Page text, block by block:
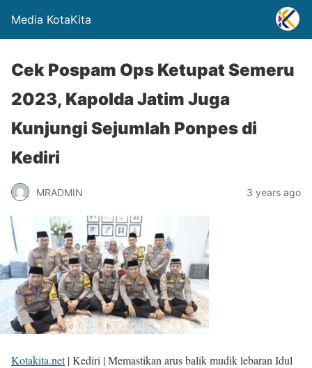
Media KotaKita
Cek Pospam Ops Ketupat Semeru
2023, Kapolda Jatim Juga
Kunjungi Sejumlah Ponpes di
Kediri
MRADMIN 3 years ago
Kotakita.net| Kediri | Memastikan arus balik mudik lebaran Idul